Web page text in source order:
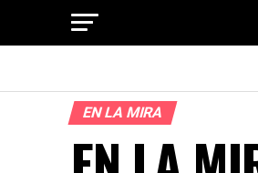
EN LA MIRA